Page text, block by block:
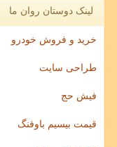
لینک دوستان روان ما
خرید و فروش خودرو
طراحی سایت
فیش حج
قیمت بیسیم باوفنگ